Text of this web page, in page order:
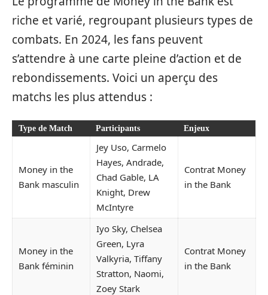
riche et varié, regroupant plusieurs types de
combats. En 2024, les fans peuvent
s’attendre à une carte pleine d’action et de
rebondissements. Voici un aperçu des
matchs les plus attendus :
Type de Match Participants Enjeux
Money in the
Bank masculin
Jey Uso, Carmelo
Hayes, Andrade,
Chad Gable, LA
Knight, Drew
McIntyre
Contrat Money
in the Bank
Money in the
Bank féminin
Iyo Sky, Chelsea
Green, Lyra
Valkyria, Tiffany
Stratton, Naomi,
Zoey Stark
Contrat Money
in the Bank